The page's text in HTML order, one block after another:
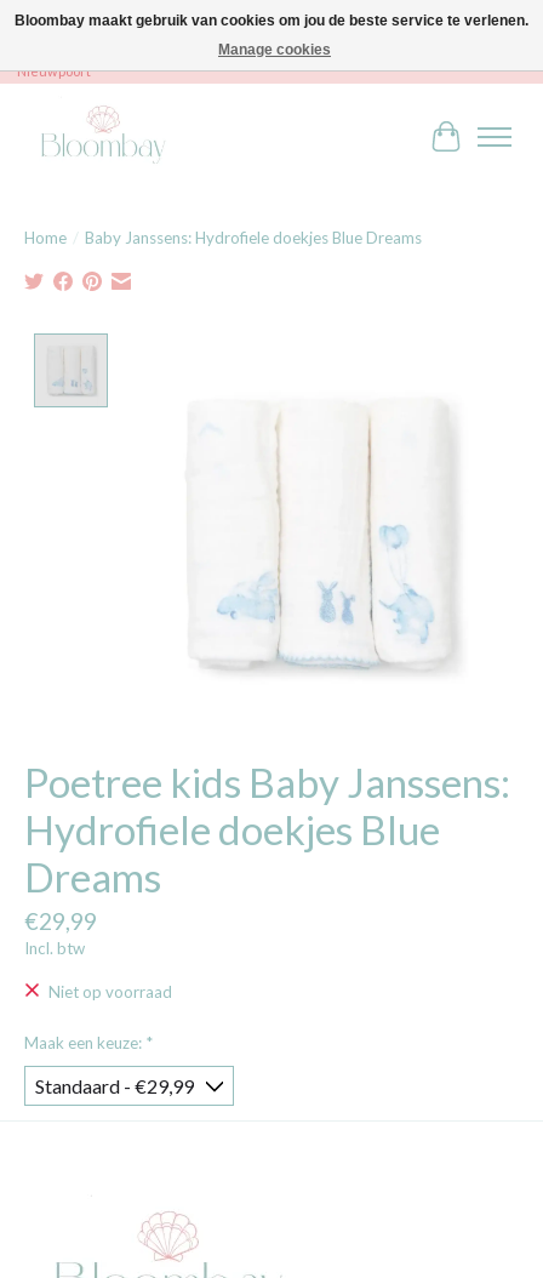
Bloombay - Babies & Kids - Bali home & interior - Robert Orlentpromenade 9A -
Nieuwpoort
Home / Baby Janssens: Hydrofiele doekjes Blue Dreams
Poetree kids Baby Janssens:
Hydrofiele doekjes Blue
Dreams
€29,99
Incl. btw
Niet op voorraad
Maak een keuze: *
Bloombay maakt gebruik van cookies om jou de beste service te verlenen.
Manage cookies